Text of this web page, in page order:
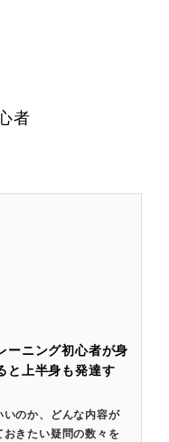
者
ーニング初心者が身
と上半身も発達す
のか、どんな内容が
きたい疑問の数々を